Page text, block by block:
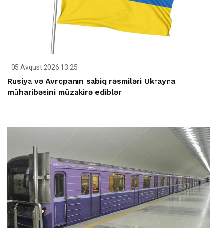
05 Avqust 2026 13:25
Rusiya və Avropanın sabiq rəsmiləri Ukrayna
müharibəsini müzakirə ediblər